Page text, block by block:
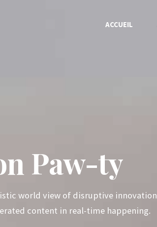
ACCUEIL
Paw-ty
world view of disruptive
content in real-time happening.